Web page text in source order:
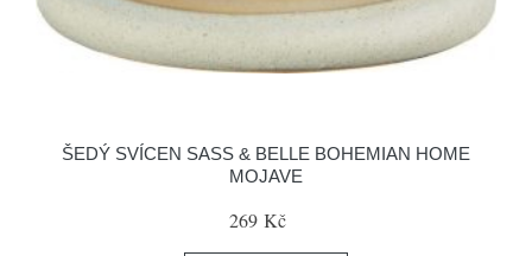
ŠEDÝ SVÍCEN SASS & BELLE BOHEMIAN HOME
MOJAVE
269 Kč